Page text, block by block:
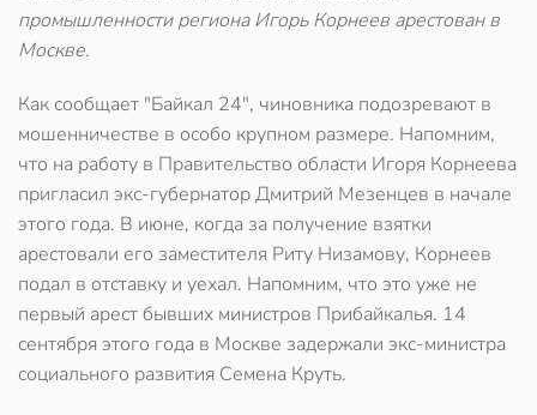
промышленности региона Игорь Корнеев арестован в
Москве.
Как сообщает "Байкал 24", чиновника подозревают в
мошенничестве в особо крупном размере. Напомним,
что на работу в Правительство области Игоря Корнеева
пригласил экс-губернатор Дмитрий Мезенцев в начале
этого года. В июне, когда за получение взятки
арестовали его заместителя Риту Низамову, Корнеев
подал в отставку и уехал. Напомним, что это уже не
первый арест бывших министров Прибайкалья. 14
сентября этого года в Москве задержали экс-министра
социального развития Семена Круть.